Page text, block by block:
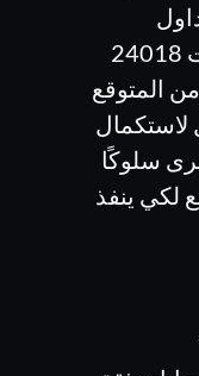
الأسعار حاليًا حول مستويات 24018
المتوقع
لاستكمال
سلوكًا
لكي ينفذ